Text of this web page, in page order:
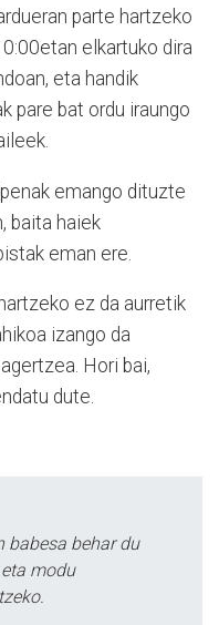
parte hartzeko
elkartuko dira
eta handik
pare bat ordu iraungo
emango dituzte
baita haiek
eman ere.
ez da aurretik
izango da
Hori bai,
dute.
babesa behar du
modu